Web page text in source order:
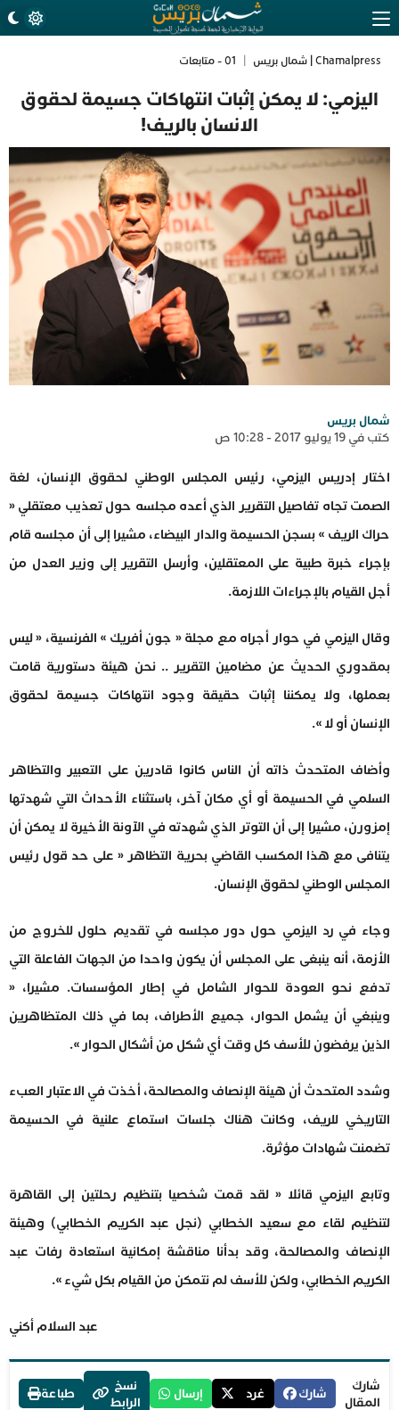
Chamalpress | شمال بريس 01 - متابعات
اليزمي: لا يمكن إثبات انتهاكات جسيمة لحقوق
الانسان بالريف!
شمال بريس
كتب في 19 يوليو 2017 - 10:28 ص
اختار إدريس اليزمي، رئيس المجلس الوطني لحقوق الإنسان، لغة
الصمت تجاه تفاصيل التقرير الذي أعده مجلسه حول تعذيب معتقلي «
حراك الريف » بسجن الحسيمة والدار البيضاء، مشيرا إلى أن مجلسه قام
بإجراء خبرة طبية على المعتقلين، وأرسل التقرير إلى وزير العدل من
أجل القيام بالإجراءات اللازمة.
وقال اليزمي في حوار أجراه مع مجلة « جون أفريك » الفرنسية، « ليس
بمقدوري الحديث عن مضامين التقرير .. نحن هيئة دستورية قامت
بعملها، ولا يمكننا إثبات حقيقة وجود انتهاكات جسيمة لحقوق
الإنسان أو لا ».
وأضاف المتحدث ذاته أن الناس كانوا قادرين على التعبير والتظاهر
السلمي في الحسيمة أو أي مكان آخر، باستثناء الأحداث التي شهدتها
إمزورن، مشيرا إلى أن التوتر الذي شهدته في الآونة الأخيرة لا يمكن أن
يتنافى مع هذا المكسب القاضي بحرية التظاهر « على حد قول رئيس
المجلس الوطني لحقوق الإنسان.
وجاء في رد اليزمي حول دور مجلسه في تقديم حلول للخروج من
الأزمة، أنه ينبغى على المجلس أن يكون واحدا من الجهات الفاعلة التي
تدفع نحو العودة للحوار الشامل في إطار المؤسسات. مشيرا، «
وينبغي أن يشمل الحوار، جميع الأطراف، بما في ذلك المتظاهرين
الذين يرفضون للأسف كل وقت أي شكل من أشكال الحوار ».
وشدد المتحدث أن هيئة الإنصاف والمصالحة، أخذت في الاعتبار العبء
التاريخي للريف، وكانت هناك جلسات استماع علنية في الحسيمة
تضمنت شهادات مؤثرة.
وتابع اليزمي قائلا « لقد قمت شخصيا بتنظيم رحلتين إلى القاهرة
لتنظيم لقاء مع سعيد الخطابي (نجل عبد الكريم الخطابي) وهيئة
الإنصاف والمصالحة، وقد بدأنا مناقشة إمكانية استعادة رفات عبد
الكريم الخطابي، ولكن للأسف لم نتمكن من القيام بكل شيء ».
عبد السلام أكني
شارك
المقال
شارك غرد إرسال
نسخ
الرابط
طباعة